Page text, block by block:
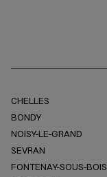
CHELLES
BONDY
NOISY-LE-GRAND
SEVRAN
FONTENAY-SOUS-BOIS